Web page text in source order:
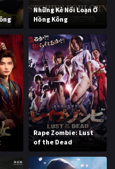
Những Kẻ Nổi Loạn Ở
Hồng Kông
Rape Zombie: Lust
of the Dead